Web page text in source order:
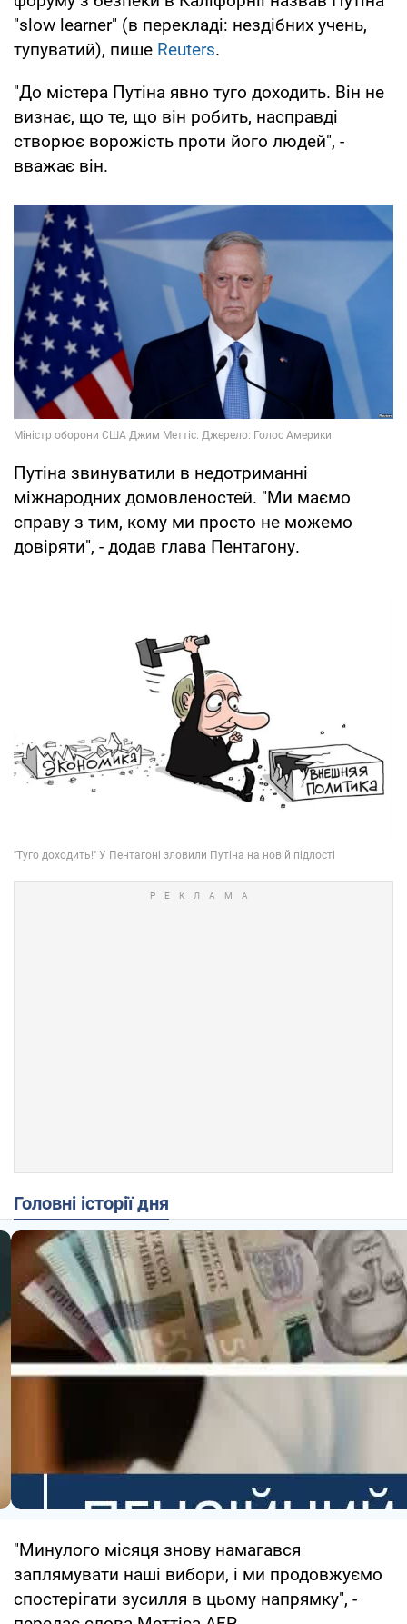
"slow learner" (в перекладі: нездібних учень,
тупуватий), пише Reuters.
"До містера Путіна явно туго доходить. Він не
визнає, що те, що він робить, насправді
створює ворожість проти його людей", -
вважає він.
Путіна звинуватили в недотриманні
міжнародних домовленостей. "Ми маємо
справу з тим, кому ми просто не можемо
довіряти", - додав глава Пентагону.
Головні історії дня
"Минулого місяця знову намагався
заплямувати наші вибори, і ми продовжуємо
спостерігати зусилля в цьому напрямку", -